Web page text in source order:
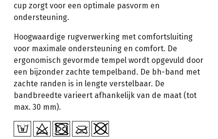
cup zorgt voor een optimale pasvorm en
ondersteuning.
Hoogwaardige rugverwerking met comfortsluiting
voor maximale ondersteuning en comfort. De
ergonomisch gevormde tempel wordt opgevuld door
een bijzonder zachte tempelband. De bh-band met
zachte randen is in lengte verstelbaar. De
bandbreedte varieert afhankelijk van de maat (tot
max. 30 mm).